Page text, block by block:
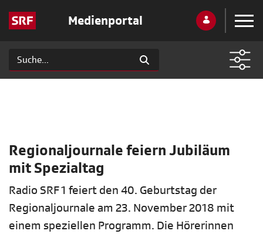
Medienportal
Regionaljournale feiern Jubiläum
mit Spezialtag
Radio SRF 1 feiert den 40. Geburtstag der
Regionaljournale am 23. November 2018 mit
einem speziellen Programm. Die Hörerinnen